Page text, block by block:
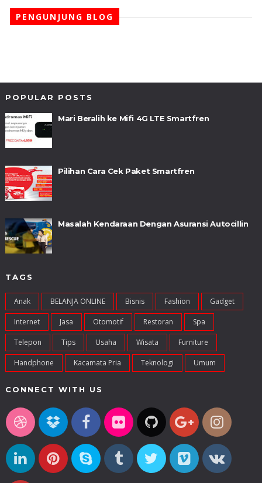
PENGUNJUNG BLOG
POPULAR POSTS
Mari Beralih ke Mifi 4G LTE Smartfren
Pilihan Cara Cek Paket Smartfren
Masalah Kendaraan Dengan Asuransi Autocillin
TAGS
Anak BELANJA ONLINE Bisnis Fashion Gadget
Internet Jasa Otomotif Restoran Spa
Telepon Tips Usaha Wisata Furniture
Handphone Kacamata Pria Teknologi Umum
CONNECT WITH US